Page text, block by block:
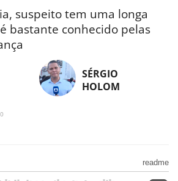
suspeito tem uma longa
bastante conhecido pelas
SÉRGIO
HOLOM
readme